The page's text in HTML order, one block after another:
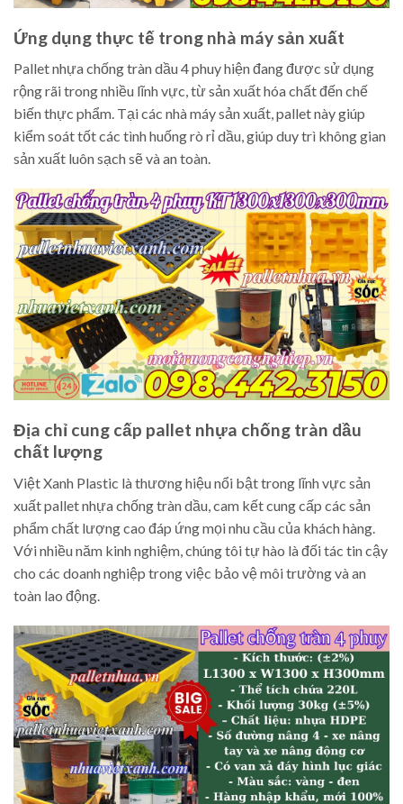
Ứng dụng thực tế trong nhà máy sản xuất
Pallet nhựa chống tràn dầu 4 phuy hiện đang được sử dụng
rộng rãi trong nhiều lĩnh vực, từ sản xuất hóa chất đến chế
biến thực phẩm. Tại các nhà máy sản xuất, pallet này giúp
kiểm soát tốt các tình huống rò rỉ dầu, giúp duy trì không gian
sản xuất luôn sạch sẽ và an toàn.
Địa chỉ cung cấp pallet nhựa chống tràn dầu
chất lượng
Việt Xanh Plastic là thương hiệu nổi bật trong lĩnh vực sản
xuất pallet nhựa chống tràn dầu, cam kết cung cấp các sản
phẩm chất lượng cao đáp ứng mọi nhu cầu của khách hàng.
Với nhiều năm kinh nghiệm, chúng tôi tự hào là đối tác tin cậy
cho các doanh nghiệp trong việc bảo vệ môi trường và an
toàn lao động.